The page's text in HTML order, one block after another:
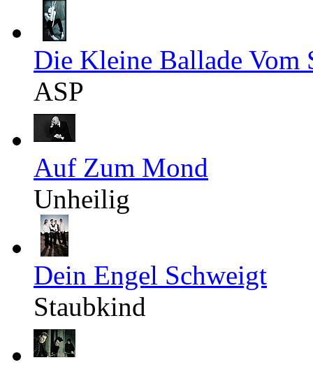
Die Kleine Ballade Vom
ASP
Auf Zum Mond
Unheilig
Dein Engel Schweigt
Staubkind